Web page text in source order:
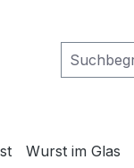
Wurst im Glas